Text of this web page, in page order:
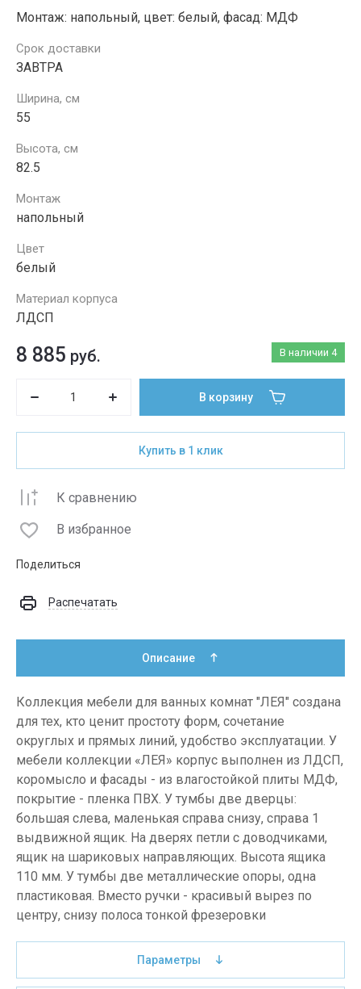
Монтаж: напольный, цвет: белый, фасад: МДФ
Срок доставки
ЗАВТРА
Ширина, см
55
Высота, см
82.5
Монтаж
напольный
Цвет
белый
Материал корпуса
ЛДСП
В наличии 4
8 885 руб.
В корзину
Купить в 1 клик
К сравнению
В избранное
Поделиться
Распечатать
Описание
Коллекция мебели для ванных комнат "ЛЕЯ" создана
для тех, кто ценит простоту форм, сочетание
округлых и прямых линий, удобство эксплуатации. У
мебели коллекции «ЛЕЯ» корпус выполнен из ЛДСП,
коромысло и фасады - из влагостойкой плиты МДФ,
покрытие - пленка ПВХ. У тумбы две дверцы:
большая слева, маленькая справа снизу, справа 1
выдвижной ящик. На дверях петли с доводчиками,
ящик на шариковых направляющих. Высота ящика
110 мм. У тумбы две металлические опоры, одна
пластиковая. Вместо ручки - красивый вырез по
центру, снизу полоса тонкой фрезеровки
Параметры